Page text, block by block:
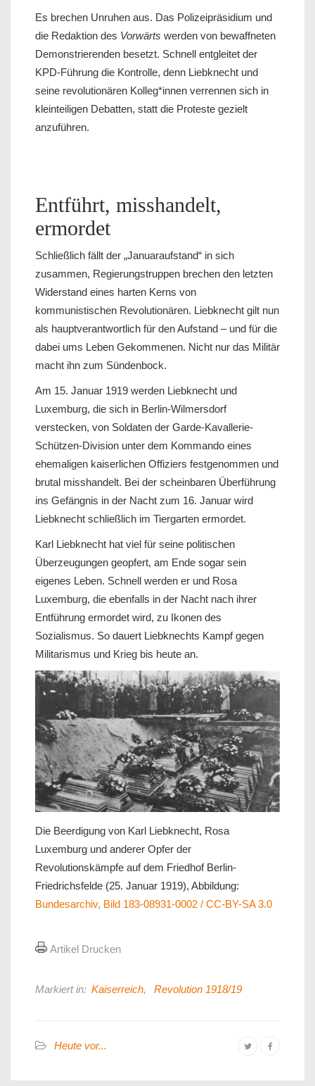
Es brechen Unruhen aus. Das Polizeipräsidium und
die Redaktion des Vorwärts werden von bewaffneten
Demonstrierenden besetzt. Schnell entgleitet der
KPD-Führung die Kontrolle, denn Liebknecht und
seine revolutionären Kolleg*innen verrennen sich in
kleinteiligen Debatten, statt die Proteste gezielt
anzuführen.
Entführt, misshandelt,
ermordet
Schließlich fällt der „Januaraufstand“ in sich
zusammen, Regierungstruppen brechen den letzten
Widerstand eines harten Kerns von
kommunistischen Revolutionären. Liebknecht gilt nun
als hauptverantwortlich für den Aufstand – und für die
dabei ums Leben Gekommenen. Nicht nur das Militär
macht ihn zum Sündenbock.
Am 15. Januar 1919 werden Liebknecht und
Luxemburg, die sich in Berlin-Wilmersdorf
verstecken, von Soldaten der Garde-Kavallerie-
Schützen-Division unter dem Kommando eines
ehemaligen kaiserlichen Offiziers festgenommen und
brutal misshandelt. Bei der scheinbaren Überführung
ins Gefängnis in der Nacht zum 16. Januar wird
Liebknecht schließlich im Tiergarten ermordet.
Karl Liebknecht hat viel für seine politischen
Überzeugungen geopfert, am Ende sogar sein
eigenes Leben. Schnell werden er und Rosa
Luxemburg, die ebenfalls in der Nacht nach ihrer
Entführung ermordet wird, zu Ikonen des
Sozialismus. So dauert Liebknechts Kampf gegen
Militarismus und Krieg bis heute an.
Die Beerdigung von Karl Liebknecht, Rosa
Luxemburg und anderer Opfer der
Revolutionskämpfe auf dem Friedhof Berlin-
Friedrichsfelde (25. Januar 1919), Abbildung:
Bundesarchiv, Bild 183-08931-0002 / CC-BY-SA 3.0
Artikel Drucken
Markiert in: Kaiserreich, Revolution 1918/19
Heute vor...